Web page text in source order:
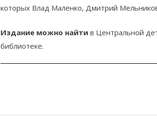
которых Влад Маленко, Дмитрий
Издание можно найти в Центральной
библиотеке.